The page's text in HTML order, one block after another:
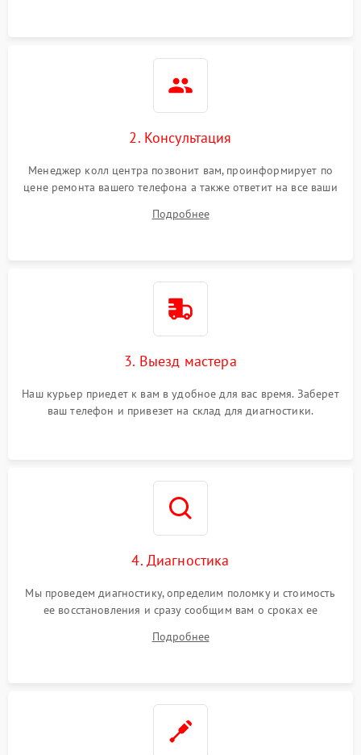
2. Консультация
Менеджер колл центра позвонит вам, проинформирует по
цене ремонта вашего телефона а также ответит на все ваши
Подробнее
3. Выезд мастера
Наш курьер приедет к вам в удобное для вас время. Заберет
ваш телефон и привезет на склад для диагностики.
4. Диагностика
Мы проведем диагностику, определим поломку и стоимость
ее восстановления и сразу сообщим вам о сроках ее
Подробнее